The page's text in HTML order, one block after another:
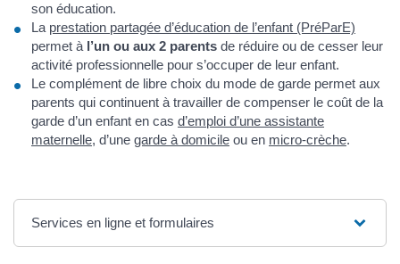
son éducation.
La prestation partagée d’éducation de l’enfant (PréParE)
permet à l’un ou aux 2 parents de réduire ou de cesser leur
activité professionnelle pour s’occuper de leur enfant.
Le complément de libre choix du mode de garde permet aux
parents qui continuent à travailler de compenser le coût de la
garde d’un enfant en cas d’emploi d’une assistante
maternelle, d’une garde à domicile ou en micro-crèche.
Services en ligne et formulaires